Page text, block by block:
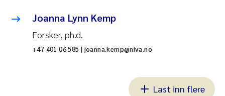
Joanna Lynn Kemp
Forsker, ph.d.
+47 401 06 585 | joanna.kemp@niva.no
Last inn flere